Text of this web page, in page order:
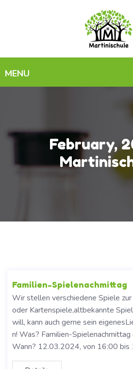
February,
Familien-Spielenachmittag
Wir stellen verschiedene Spiele
oder Kartenspiele,altbekannte
will, kann auch gerne sein
n! Was? Familien-
Wann? 12.03.2024, von 16:00 bis